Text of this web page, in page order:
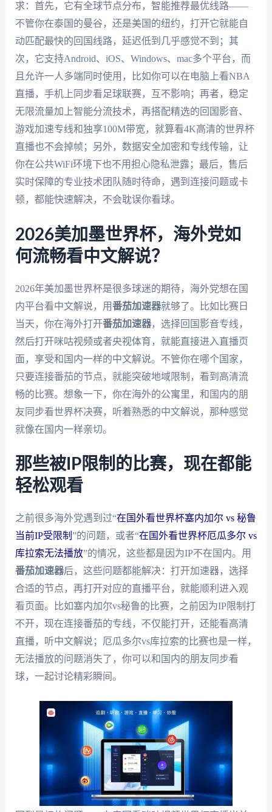
求：首先，它有全球节点分布，智能推荐最优线路——
不管你在泰国的曼谷，还是美国的纽约，打开它就能自
动匹配最快的回国线路，延迟低到几乎感觉不到；其
次，它支持Android、iOS、Windows、mac多个平台，而
且允许一人多端同时使用，比如你可以在电脑上看NBA
直播，手机上同步看足球联赛，互不影响；再者，稳定
无限流量加上智能分流技术，再搭配精选的回国影音、
游戏加速专线和独享100M带宽，就算看4K高清的世界杯
直播也不会掉帧；另外，数据安全加密和专线传输，让
你在公共WiFi环境下也不用担心隐私泄露；最后，售后
实时保障的专业技术团队随时待命，遇到连接问题或卡
顿，都能快速解决，不会耽误你看球。
2026美加墨世界杯，海外党如
何流畅看中文解说？
2026年美加墨世界杯是很多球迷的期待，海外党想在国
内平台看中文解说，用番茄加速器就够了。比如比赛日
当天，你在海外打开番茄加速器，选择回国影音专线，
然后打开咪咕视频或者央视体育，就能直接进入直播页
面，享受和国内一样的中文解说。不管你在哪个国家，
只要连接番茄的节点，就能突破地域限制，看到高清流
畅的比赛。想象一下，你在海外的公寓里，和国内的朋
友同步看世界杯决赛，听着熟悉的中文解说，那种感觉
就像在国内一样亲切。
那些被IP限制的比赛，现在都能
轻松观看
之前很多海外党遇到过“在国外看世界杯塞内加尔 vs 秘鲁
当前IP受限制 ”的问题，或者“在国外看世界杯厄瓜多尔 vs
库拉索无法播放”的情况，这些都是因为IP不在国内。用
番茄加速器后，这些问题都能解决：打开加速器，选择
合适的节点，再打开对应的直播平台，就能顺利进入观
看页面。比如塞内加尔vs秘鲁的比赛，之前因为IP限制打
不开，现在连接番茄的专线，不仅能打开，还能看高清
直播，听中文解说；厄瓜多尔vs库拉索的比赛也是一样，
无法播放的问题消失了，你可以和国内的朋友同步看
球，一起讨论精彩瞬间。